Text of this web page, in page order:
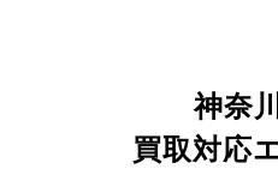
神奈
買取対応